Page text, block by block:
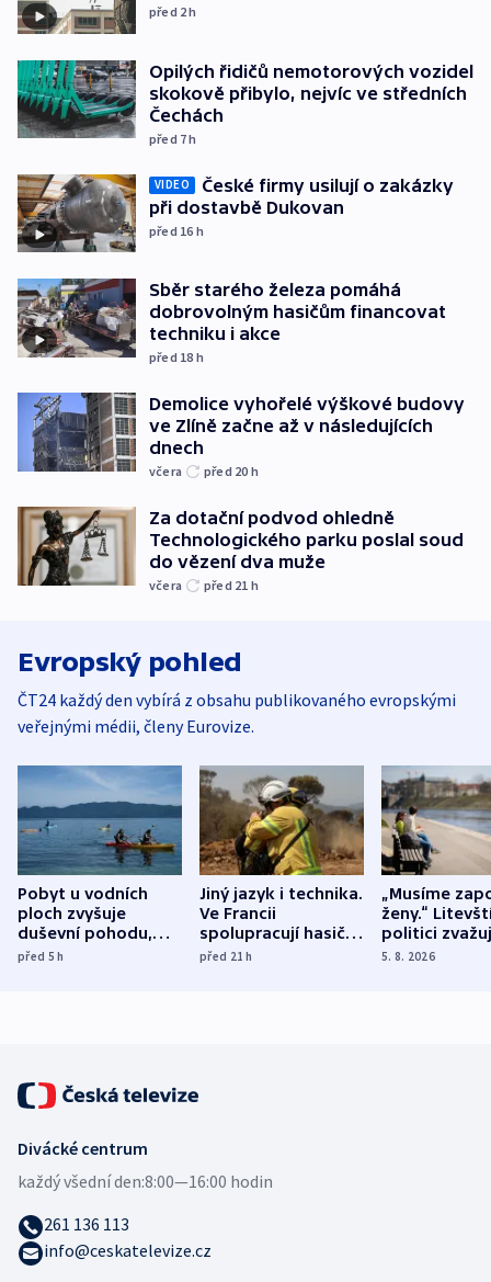
před 2h
Opilých řidičů nemotorových vozidel
skokově přibylo, nejvíc ve středních
Čechách
před 7h
VIDEO
České firmy usilují o zakázky
při dostavbě Dukovan
před 16 h
Sběr starého železa pomáhá
dobrovolným hasičům financovat
techniku i akce
před 18 h
Demolice vyhořelé výškové budovy
ve Zlíně začne až v následujících
dnech
včera před 20 h
Za dotační podvod ohledně
Technologického parku poslal soud
do vězení dva muže
včera před 21 h
Evropský pohled
ČT24 každý den vybírá z obsahu publikovaného evropskými
veřejnými médii, členy Eurovize.
Pobyt u vodních
ploch zvyšuje
duševní pohodu,
ukázala
před 5h
Jiný jazyk i technika.
Ve Francii
spolupracují hasiči z
různých zemí
před 21h
„Musíme
ženy.“
politici
dohodu o
5. 8. 2026
Divácké centrum
každý všední den:8:00—16:00 hodin
261 136 113
info@ceskatelevize.cz